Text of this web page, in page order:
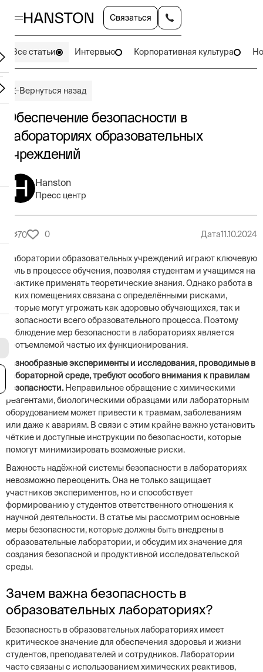
Связаться
Все статьи Интервью Корпоративная культура
Вернуться назад
Обеспечение безопасности в
лабораториях образовательных
учреждений
Hanston
Пресс центр
70 0 Дата11.10.2024
Лаборатории образовательных учреждений играют ключевую
роль в процессе обучения, позволяя студентам и учащимся на
практике применять теоретические знания. Однако работа в
таких помещениях связана с определёнными рисками,
которые могут угрожать как здоровью обучающихся, так и
безопасности всего образовательного процесса. Поэтому
соблюдение мер безопасности в лабораториях является
неотъемлемой частью их функционирования.
Разнообразные эксперименты и исследования, проводимые в
лабораторной среде, требуют особого внимания к правилам
безопасности. Неправильное обращение с химическими
реагентами, биологическими образцами или лабораторным
оборудованием может привести к травмам, заболеваниям
или даже к авариям. В связи с этим крайне важно установить
чёткие и доступные инструкции по безопасности, которые
помогут минимизировать возможные риски.
Важность надёжной системы безопасности в лабораториях
невозможно переоценить. Она не только защищает
участников экспериментов, но и способствует
формированию у студентов ответственного отношения к
научной деятельности. В статье мы рассмотрим основные
меры безопасности, которые должны быть внедрены в
образовательные лаборатории, и обсудим их значение для
создания безопасной и продуктивной исследовательской
среды.
Зачем важна безопасность в
образовательных лабораториях?
Безопасность в образовательных лабораториях имеет
критическое значение для обеспечения здоровья и жизни
студентов, преподавателей и сотрудников. Лаборатории
часто связаны с использованием химических реактивов,